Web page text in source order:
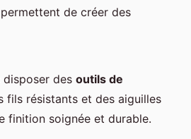
permettent de créer des
des outils de
fils résistants et des aiguilles
finition soignée et durable.